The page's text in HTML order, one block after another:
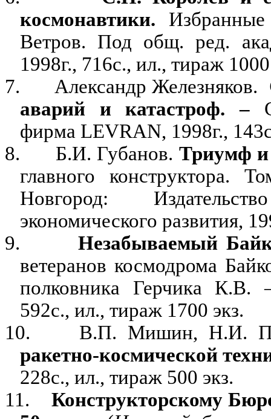
космонавтики.
Избранные
Ветров. Под общ. ред.
1998г., 716с., ил., тираж
7.
Александр Железняков.
аварий и катастроф. –
фирма LEVRAN, 1998г.,
8.
Б.И. Губанов. Триумф и
главного конструктора.
Новгород:
экономического развития,
9.
Незабываемый
ветеранов космодрома
полковника Герчика К.В.
592с., ил., тираж 1700 экз.
10.
В.П. Мишин, Н.И.
ракетно-космической
228с., ил., тираж 500 экз.
11.
Конструкторскому